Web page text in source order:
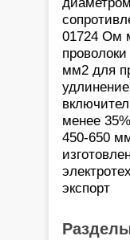
01724 Ом
мм2 для
менее
450-650
экспорт